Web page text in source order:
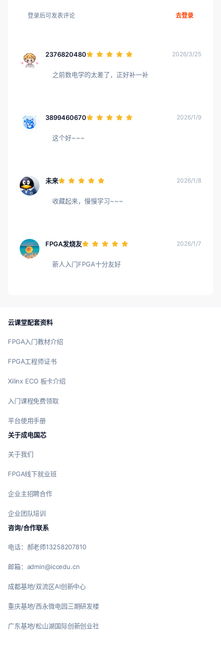
登录后可发表评论 去登录
2376820480 2026/3/25
之前数电学的太差了，正好补一补
3899460670 2026/1/9
这个好~~~
未来 2026/1/8
收藏起来，慢慢学习~~~
FPGA发烧友 2026/1/7
新人入门FPGA十分友好
云课堂配套资料
FPGA入门教材介绍
FPGA工程师证书
Xilinx ECO 板卡介绍
入门课程免费领取
平台使用手册
关于成电国芯
关于我们
FPGA线下就业班
企业主招聘合作
企业团队培训
咨询/合作联系
电话：郝老师13258207810
邮箱：admin@iccedu.cn
成都基地/双流区AI创新中心
重庆基地/西永微电园三期研发楼
广东基地/松山湖国际创新创业社